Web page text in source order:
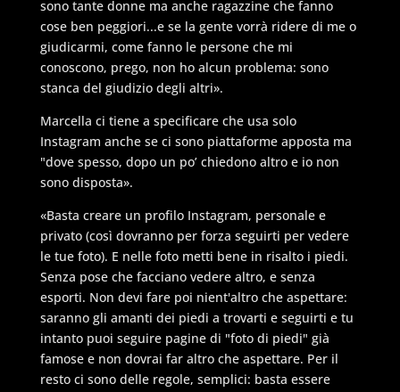
sono tante donne ma anche ragazzine che fanno
cose ben peggiori...e se la gente vorrà ridere di me o
giudicarmi, come fanno le persone che mi
conoscono, prego, non ho alcun problema: sono
stanca del giudizio degli altri».
Marcella ci tiene a specificare che usa solo
Instagram anche se ci sono piattaforme apposta ma
"dove spesso, dopo un po’ chiedono altro e io non
sono disposta».
«Basta creare un profilo Instagram, personale e
privato (così dovranno per forza seguirti per vedere
le tue foto). E nelle foto metti bene in risalto i piedi.
Senza pose che facciano vedere altro, e senza
esporti. Non devi fare poi nient'altro che aspettare:
saranno gli amanti dei piedi a trovarti e seguirti e tu
intanto puoi seguire pagine di "foto di piedi" già
famose e non dovrai far altro che aspettare. Per il
resto ci sono delle regole, semplici: basta essere